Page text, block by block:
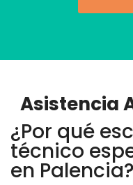
Asistencia
¿Por qué
técnico
en Palencia?